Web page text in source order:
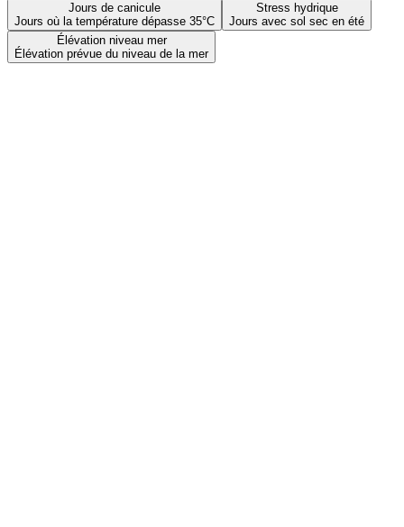
Jours de canicule
Jours où la température dépasse 35°C
Stress hydrique
Jours avec sol sec en été
Élévation niveau mer
Élévation prévue du niveau de la mer